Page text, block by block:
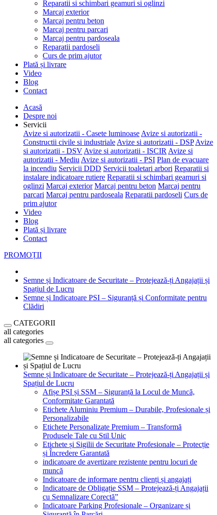
Reparatii si schimbari geamuri si oglinzi
Marcaj exterior
Marcaj pentru beton
Marcaj pentru parcari
Marcaj pentru pardoseala
Reparatii pardoseli
Curs de prim ajutor
Plată și livrare
Video
Blog
Contact
Acasă
Despre noi
Servicii
Avize si autorizatii - Casete luminoase Avize si autorizatii -
Constructii civile si industriale Avize si autorizatii - DSP Avize
si autorizatii - DSV Avize si autorizatii - ISCIR Avize si
autorizatii - Mediu Avize si autorizatii - PSI Plan de evacuare
la incendiu Servicii DDD Servicii toaletari arbori Reparatii si
instalare indicatoare rutiere Reparatii si schimbari geamuri si
oglinzi Marcaj exterior Marcaj pentru beton Marcaj pentru
parcari Marcaj pentru pardoseala Reparatii pardoseli Curs de
prim ajutor
Video
Blog
Plată și livrare
Contact
PROMOȚII
Semne și Indicatoare de Securitate – Protejează-ți Angajații și
Spațiul de Lucru
Semne și Indicatoare PSI – Siguranță și Conformitate pentru
Clădiri
CATEGORII
all categories
all categories
Semne și Indicatoare de Securitate – Protejează-ți Angajații și
Spațiul de Lucru
Afișe PSI și SSM – Siguranță la Locul de Muncă,
Conformitate Garantată
Etichete Aluminiu Premium – Durabile, Profesionale și
Personalizabile
Etichete Personalizate Premium – Transformă
Produsele Tale cu Stil Unic
Etichete și Sigilii de Securitate Profesionale – Protecție
și Încredere Garantată
indicatoare de avertizare rezistente pentru locuri de
muncă
Indicatoare de informare pentru clienți și angajați
Indicatoare de Obligație SSM – Protejează-ți Angajații
cu Semnalizare Corectă”
Indicatoare Parking Profesionale – Organizare și